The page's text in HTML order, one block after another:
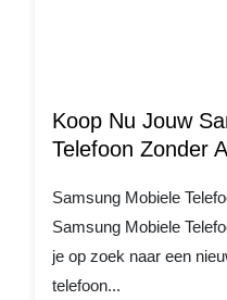
Koop Nu Jouw
Telefoon Zonder
Samsung Mobiele
Samsung Mobiele
je op zoek naar een
telefoon...